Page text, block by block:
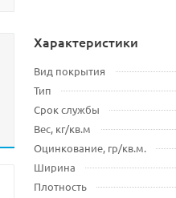
Характеристики
Вид покрытия
Тип
Срок службы
Вес, кг/кв.м
Оцинкование, гр/кв.м.
Ширина
Плотность